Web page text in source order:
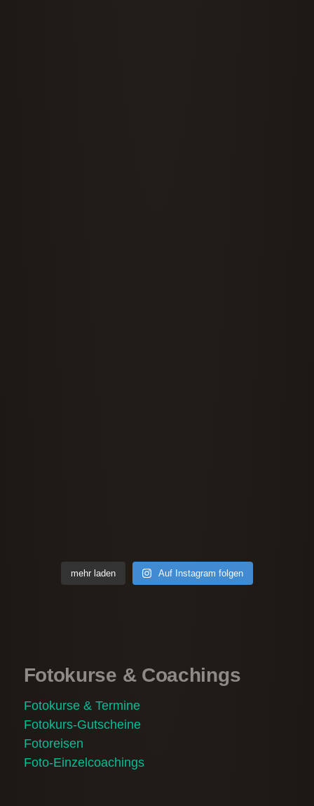
mehr laden Auf Instagram folgen
Fotokurse & Coachings
Fotokurse & Termine
Fotokurs-Gutscheine
Fotoreisen
Foto-Einzelcoachings